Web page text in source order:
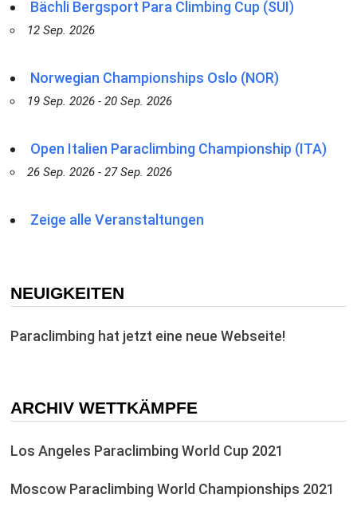
Bächli Bergsport Para Climbing Cup (SUI)
12 Sep. 2026
Norwegian Championships Oslo (NOR)
19 Sep. 2026 - 20 Sep. 2026
Open Italien Paraclimbing Championship (ITA)
26 Sep. 2026 - 27 Sep. 2026
Zeige alle Veranstaltungen
NEUIGKEITEN
Paraclimbing hat jetzt eine neue Webseite!
ARCHIV WETTKÄMPFE
Los Angeles Paraclimbing World Cup 2021
Moscow Paraclimbing World Championships 2021